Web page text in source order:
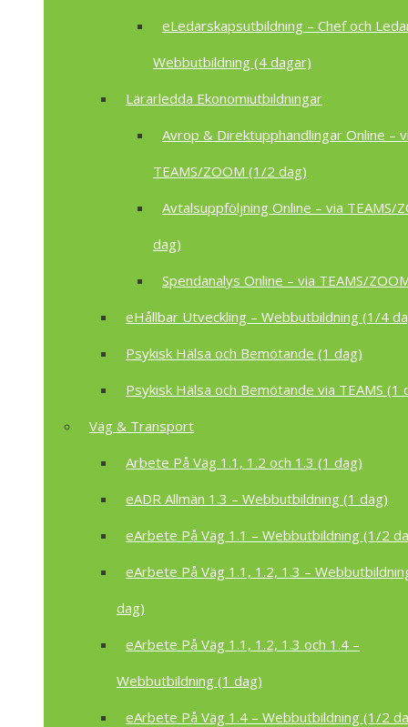
eLedarskapsutbildning – Chef och
Webbutbildning (4 dagar)
Lärarledda Ekonomiutbildningar
Avrop & Direktupphandlingar Online –
TEAMS/ZOOM (1/2 dag)
Avtalsuppföljning Online – via TEAMS/
dag)
Spendanalys Online – via TEAMS/
eHållbar Utveckling – Webbutbildning (1/4
Psykisk Hälsa och Bemötande (1 dag)
Psykisk Hälsa och Bemötande via TEAMS (1
Väg & Transport
Arbete På Väg 1.1, 1.2 och 1.3 (1 dag)
eADR Allmän 1.3 – Webbutbildning (1 dag)
eArbete På Väg 1.1 – Webbutbildning (1/2
eArbete På Väg 1.1, 1.2, 1.3 –
dag)
eArbete På Väg 1.1, 1.2, 1.3 och 1.4 –
Webbutbildning (1 dag)
eArbete På Väg 1.4 – Webbutbildning (1/2